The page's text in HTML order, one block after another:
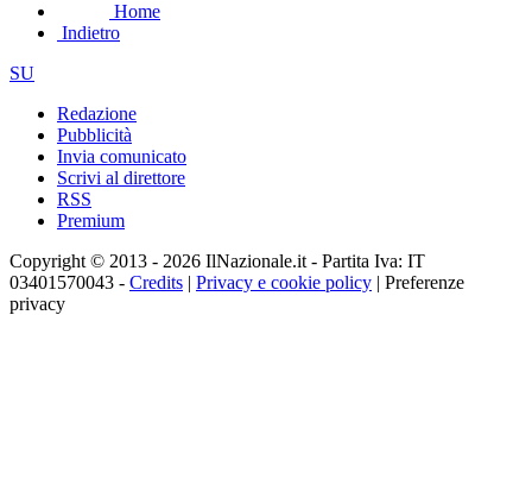
Home
Indietro
SU
Redazione
Pubblicità
Invia comunicato
Scrivi al direttore
RSS
Premium
Copyright © 2013 - 2026 IlNazionale.it - Partita Iva: IT
03401570043 - Credits | Privacy e cookie policy | Preferenze
privacy